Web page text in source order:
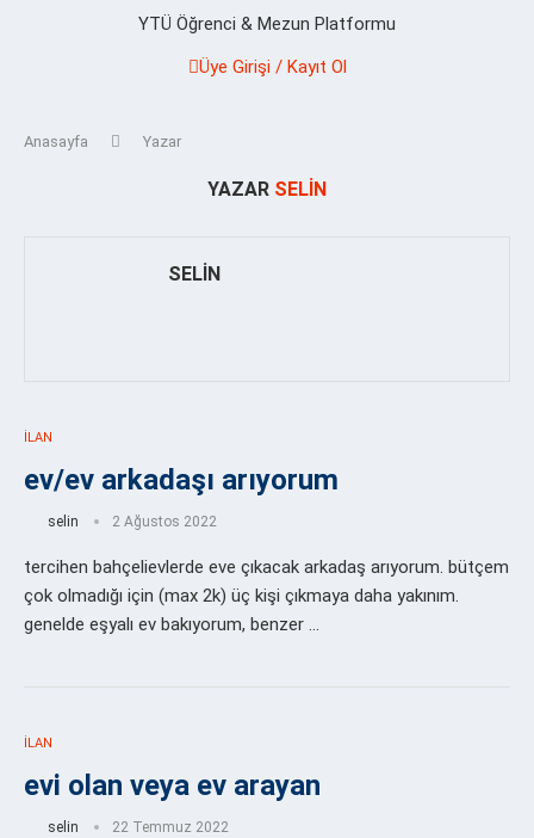
YTÜ Öğrenci & Mezun Platformu
Üye Girişi / Kayıt Ol
Anasayfa Yazar
YAZAR SELIN
SELIN
İLAN
ev/ev arkadaşı arıyorum
selin 2 Ağustos 2022
tercihen bahçelievlerde eve çıkacak arkadaş arıyorum. bütçem
çok olmadığı için (max 2k) üç kişi çıkmaya daha yakınım.
genelde eşyalı ev bakıyorum, benzer …
İLAN
evi olan veya ev arayan
selin 22 Temmuz 2022